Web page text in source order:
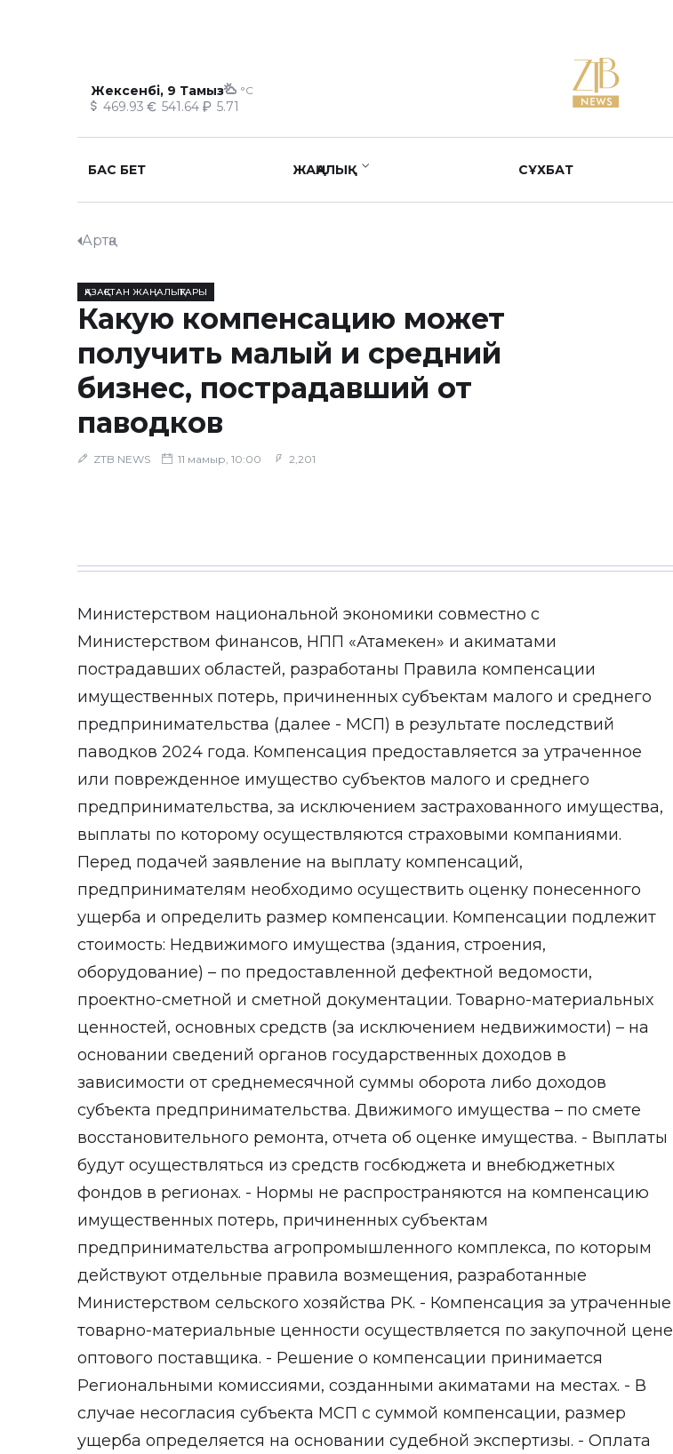
Жексенбі, 9 Тамыз °C
469.93 541.64 5.71
БАС БЕТ ЖАҢАЛЫҚ СҰХБАТ
Артқа
ҚАЗАҚСТАН ЖАҢАЛЫҚТАРЫ
Какую компенсацию может
получить малый и средний
бизнес, пострадавший от
паводков
ZTB NEWS 11 мамыр, 10:00 2,201
Министерством национальной экономики совместно с
Министерством финансов, НПП «Атамекен» и акиматами
пострадавших областей, разработаны Правила компенсации
имущественных потерь, причиненных субъектам малого и среднего
предпринимательства (далее - МСП) в результате последствий
паводков 2024 года. Компенсация предоставляется за утраченное
или поврежденное имущество субъектов малого и среднего
предпринимательства, за исключением застрахованного имущества,
выплаты по которому осуществляются страховыми компаниями.
Перед подачей заявление на выплату компенсаций,
предпринимателям необходимо осуществить оценку понесенного
ущерба и определить размер компенсации. Компенсации подлежит
стоимость: Недвижимого имущества (здания, строения,
оборудование) – по предоставленной дефектной ведомости,
проектно-сметной и сметной документации. Товарно-материальных
ценностей, основных средств (за исключением недвижимости) – на
основании сведений органов государственных доходов в
зависимости от среднемесячной суммы оборота либо доходов
субъекта предпринимательства. Движимого имущества – по смете
восстановительного ремонта, отчета об оценке имущества. - Выплаты
будут осуществляться из средств госбюджета и внебюджетных
фондов в регионах. - Нормы не распространяются на компенсацию
имущественных потерь, причиненных субъектам
предпринимательства агропромышленного комплекса, по которым
действуют отдельные правила возмещения, разработанные
Министерством сельского хозяйства РК. - Компенсация за утраченные
товарно-материальные ценности осуществляется по закупочной цене
оптового поставщика. - Решение о компенсации принимается
Региональными комиссиями, созданными акиматами на местах. - В
случае несогласия субъекта МСП с суммой компенсации, размер
ущерба определяется на основании судебной экспертизы. - Оплата